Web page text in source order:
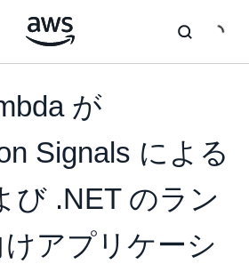
が
Signals による
び .NET のラン
アプリケーシ